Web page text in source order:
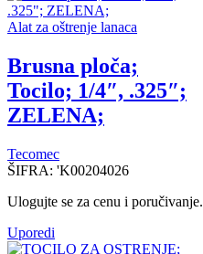
Alat za oštrenje lanaca
Brusna ploča;
Tocilo; 1/4″, .325″;
ZELENA;
Tecomec
ŠIFRA: 'K00204026
Ulogujte se za cenu i poručivanje.
Uporedi